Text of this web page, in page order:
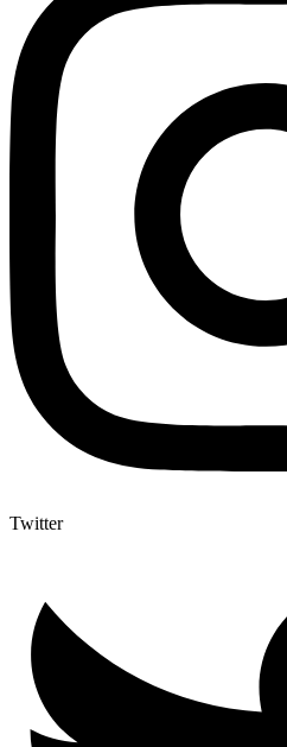
Twitter